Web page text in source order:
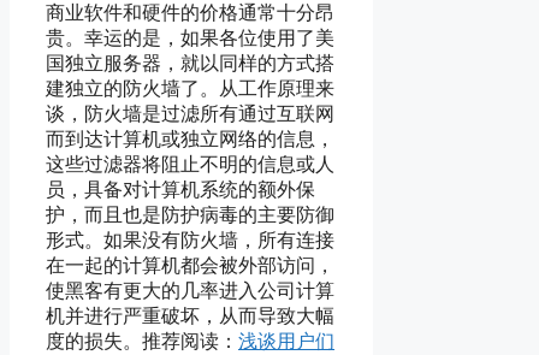
商业软件和硬件的价格通常十分昂
贵。幸运的是，如果各位使用了美
国独立服务器，就以同样的方式搭
建独立的防火墙了。从工作原理来
谈，防火墙是过滤所有通过互联网
而到达计算机或独立网络的信息，
这些过滤器将阻止不明的信息或人
员，具备对计算机系统的额外保
护，而且也是防护病毒的主要防御
形式。如果没有防火墙，所有连接
在一起的计算机都会被外部访问，
使黑客有更大的几率进入公司计算
机并进行严重破坏，从而导致大幅
度的损失。推荐阅读： 浅谈用户们